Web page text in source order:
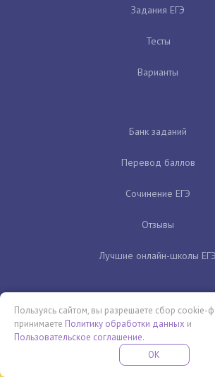
Задания ЕГЭ
Тесты
Варианты
Банк заданий
Перевод баллов
Сочинение ЕГЭ
Отзывы
Лучшие онлайн-школы ЕГЭ
Бесплатная летняя школа
ПРОВЕДИ ЭТО ЛЕТО С ПОЛЬЗОЙ
Пользуясь сайтом, вы разрешаете сбор cookie-
принимаете Политику обработки данных и
Пользовательское соглашение.
OK